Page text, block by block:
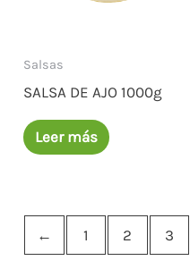
Salsas
SALSA DE AJO 1000g
Leer más
← 1 2 3